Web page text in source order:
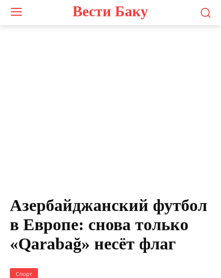
Вести Баку
Азербайджанский футбол
в Европе: снова только
«Qarabağ» несёт флаг
Спорт